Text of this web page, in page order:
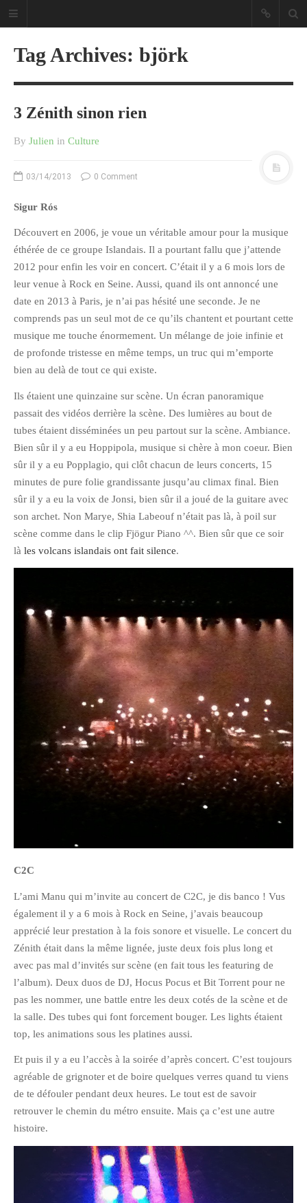
Ailleurs
Culture
Ma Vie.com
Miaaam!
Pendant Ce Temps À Véra Cruz
Pix&Music
Q.E.M
Trouvailles
BLOGROLL
David
Julien
Vânia
avril 2016
février 2016
janvier 2016
octobre 2014
janvier 2013
décembre 2012
octobre 2012
mars 2012
février 2012
janvier 2012
décembre 2011
novembre 2011
octobre 2011
juillet 2011
mai 2011
avril 2011
mars 2011
Tag Archives: björk
3 Zénith sinon rien
By Julien in Culture
03/14/2013 0 Comment
Sigur Rós
Découvert en 2006, je voue un véritable amour pour la musique
éthérée de ce groupe Islandais. Il a pourtant fallu que j’attende
2012 pour enfin les voir en concert. C’était il y a 6 mois lors de
leur venue à Rock en Seine. Aussi, quand ils ont annoncé une
date en 2013 à Paris, je n’ai pas hésité une seconde. Je ne
comprends pas un seul mot de ce qu’ils chantent et pourtant cette
musique me touche énormement. Un mélange de joie infinie et
de profonde tristesse en même temps, un truc qui m’emporte
bien au delà de tout ce qui existe.
Ils étaient une quinzaine sur scène. Un écran panoramique
passait des vidéos derrière la scène. Des lumières au bout de
tubes étaient disséminées un peu partout sur la scène. Ambiance.
Bien sûr il y a eu Hoppipola, musique si chère à mon coeur. Bien
sûr il y a eu Popplagio, qui clôt chacun de leurs concerts, 15
minutes de pure folie grandissante jusqu’au climax final. Bien
sûr il y a eu la voix de Jonsi, bien sûr il a joué de la guitare avec
son archet. Non Marye, Shia Labeouf n’était pas là, à poil sur
scène comme dans le clip Fjögur Piano ^^. Bien sûr que ce soir
là les volcans islandais ont fait silence.
C2C
L’ami Manu qui m’invite au concert de C2C, je dis banco ! Vus
également il y a 6 mois à Rock en Seine, j’avais beaucoup
apprécié leur prestation à la fois sonore et visuelle. Le concert du
Zénith était dans la même lignée, juste deux fois plus long et
avec pas mal d’invités sur scène (en fait tous les featuring de
l’album). Deux duos de DJ, Hocus Pocus et Bit Torrent pour ne
pas les nommer, une battle entre les deux cotés de la scène et de
la salle. Des tubes qui font forcement bouger. Les lights étaient
top, les animations sous les platines aussi.
Et puis il y a eu l’accès à la soirée d’après concert. C’est toujours
agréable de grignoter et de boire quelques verres quand tu viens
de te défouler pendant deux heures. Le tout est de savoir
retrouver le chemin du métro ensuite. Mais ça c’est une autre
histoire.